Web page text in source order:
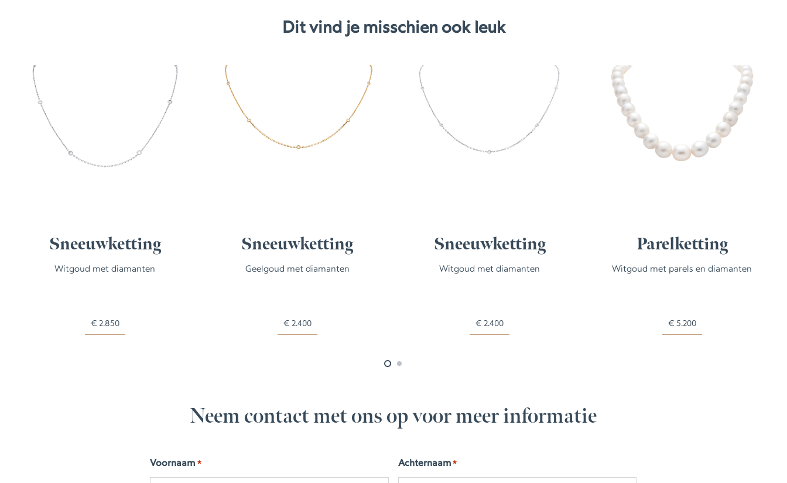
Dit vind je misschien ook leuk
Sneeuwketting
Witgoud met diamanten
€ 2.850
Sneeuwketting
Geelgoud met diamanten
€ 2.400
Sneeuwketting
Witgoud met diamanten
€ 2.400
Parelketting
Witgoud met parels en diamanten
€ 5.200
Neem contact met ons op voor meer informatie
Voornaam * Achternaam *